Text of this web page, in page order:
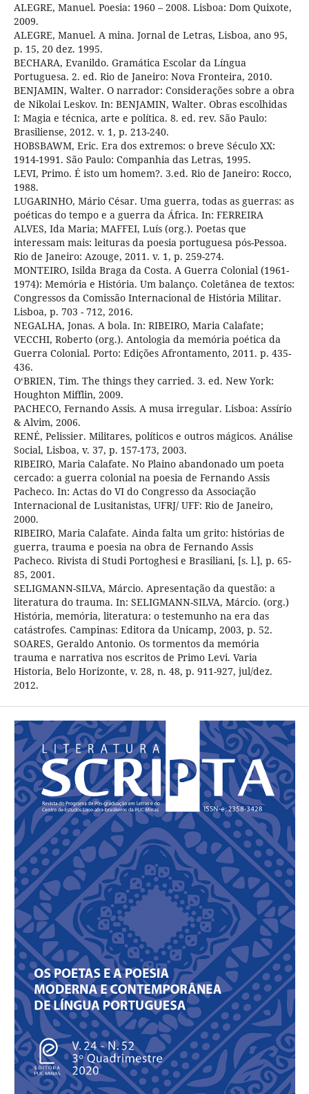
ALEGRE, Manuel. Poesia: 1960 – 2008. Lisboa: Dom Quixote,
2009.
ALEGRE, Manuel. A mina. Jornal de Letras, Lisboa, ano 95,
p. 15, 20 dez. 1995.
BECHARA, Evanildo. Gramática Escolar da Língua
Portuguesa. 2. ed. Rio de Janeiro: Nova Fronteira, 2010.
BENJAMIN, Walter. O narrador: Considerações sobre a obra
de Nikolai Leskov. In: BENJAMIN, Walter. Obras escolhidas
I: Magia e técnica, arte e política. 8. ed. rev. São Paulo:
Brasiliense, 2012. v. 1, p. 213-240.
HOBSBAWM, Eric. Era dos extremos: o breve Século XX:
1914-1991. São Paulo: Companhia das Letras, 1995.
LEVI, Primo. É isto um homem?. 3.ed. Rio de Janeiro: Rocco,
1988.
LUGARINHO, Mário César. Uma guerra, todas as guerras: as
poéticas do tempo e a guerra da África. In: FERREIRA
ALVES, Ida Maria; MAFFEI, Luís (org.). Poetas que
interessam mais: leituras da poesia portuguesa pós-Pessoa.
Rio de Janeiro: Azouge, 2011. v. 1, p. 259-274.
MONTEIRO, Isilda Braga da Costa. A Guerra Colonial (1961-
1974): Memória e História. Um balanço. Coletânea de textos:
Congressos da Comissão Internacional de História Militar.
Lisboa, p. 703 - 712, 2016.
NEGALHA, Jonas. A bola. In: RIBEIRO, Maria Calafate;
VECCHI, Roberto (org.). Antologia da memória poética da
Guerra Colonial. Porto: Edições Afrontamento, 2011. p. 435-
436.
O‘BRIEN, Tim. The things they carried. 3. ed. New York:
Houghton Mifflin, 2009.
PACHECO, Fernando Assis. A musa irregular. Lisboa: Assírio
& Alvim, 2006.
RENÉ, Pelissier. Militares, políticos e outros mágicos. Análise
Social, Lisboa, v. 37, p. 157-173, 2003.
RIBEIRO, Maria Calafate. No Plaino abandonado um poeta
cercado: a guerra colonial na poesia de Fernando Assis
Pacheco. In: Actas do VI do Congresso da Associação
Internacional de Lusitanistas, UFRJ/ UFF: Rio de Janeiro,
2000.
RIBEIRO, Maria Calafate. Ainda falta um grito: histórias de
guerra, trauma e poesia na obra de Fernando Assis
Pacheco. Rivista di Studi Portoghesi e Brasiliani, [s. l.], p. 65-
85, 2001.
SELIGMANN-SILVA, Márcio. Apresentação da questão: a
literatura do trauma. In: SELIGMANN-SILVA, Márcio. (org.)
História, memória, literatura: o testemunho na era das
catástrofes. Campinas: Editora da Unicamp, 2003, p. 52.
SOARES, Geraldo Antonio. Os tormentos da memória
trauma e narrativa nos escritos de Primo Levi. Varia
Historia, Belo Horizonte, v. 28, n. 48, p. 911-927, jul/dez.
2012.